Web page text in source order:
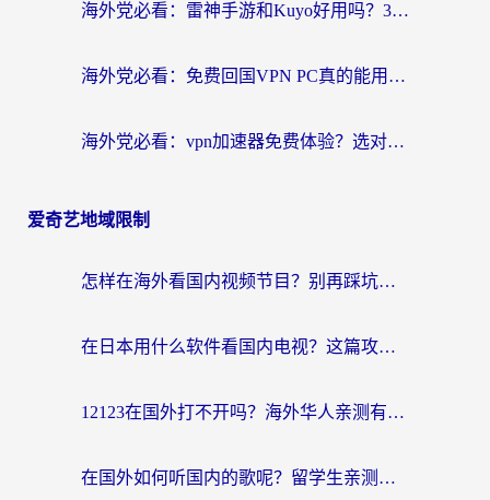
海外党必看：雷神手游和Kuyo好用吗？3款回国加速器实测+避坑指南
海外党必看：免费回国VPN PC真的能用？附国内高速VPN选择全攻略
海外党必看：vpn加速器免费体验？选对回国加速器才能无缝刷国内剧玩国服
爱奇艺地域限制
怎样在海外看国内视频节目？别再踩坑！留学生和海外华人的专属解决方案
在日本用什么软件看国内电视？这篇攻略帮你告别地域限制
12123在国外打不开吗？海外华人亲测有效的回国加速方案
在国外如何听国内的歌呢？留学生亲测有效的回国加速方案